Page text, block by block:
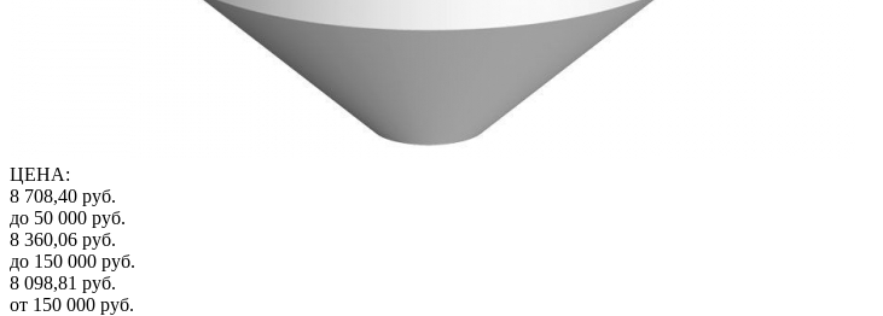
ЦЕНА:
8 708,40 руб.
до 50 000 руб.
8 360,06 руб.
до 150 000 руб.
8 098,81 руб.
от 150 000 руб.